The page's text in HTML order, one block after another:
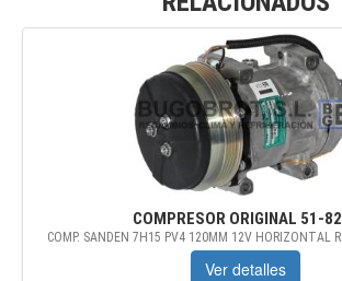
COMPRESOR ORIGINAL 51-
COMP. SANDEN 7H15 PV4 120MM 12V HORIZONTAL
Ver detalles